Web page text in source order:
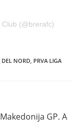
(@brerafc)
NORD PRVA LIGA
GP. A